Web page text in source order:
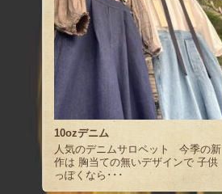
10ozデニム
人気のデニムサロペット 今季の新
作は 胸当ての無いデザインで 子供
っぽくなら･･･